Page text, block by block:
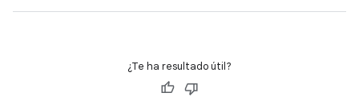
¿Te ha resultado útil?